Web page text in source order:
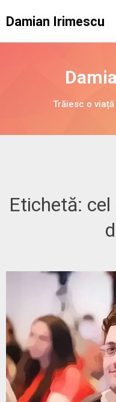
Damian Irimescu
Trăiesc o
Etichetă: